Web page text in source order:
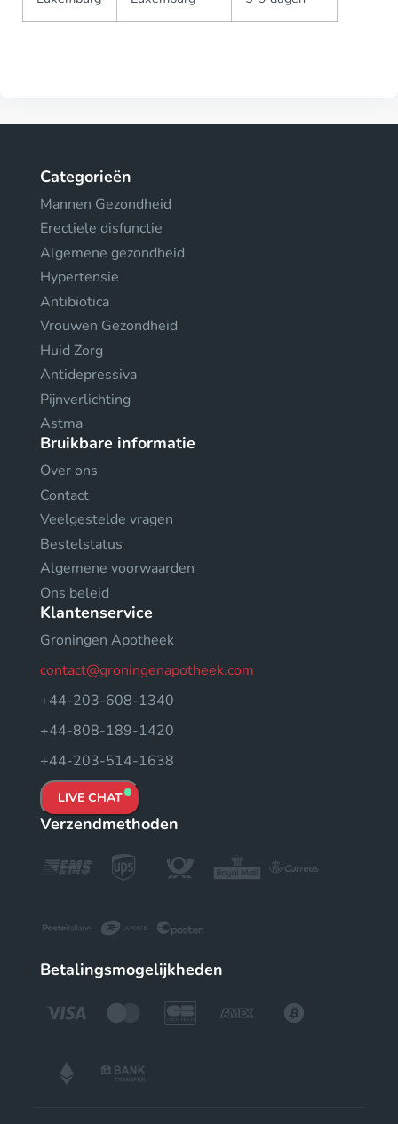
Categorieën
Mannen Gezondheid
Erectiele disfunctie
Algemene gezondheid
Hypertensie
Antibiotica
Vrouwen Gezondheid
Huid Zorg
Antidepressiva
Pijnverlichting
Astma
Bruikbare informatie
Over ons
Contact
Veelgestelde vragen
Bestelstatus
Algemene voorwaarden
Ons beleid
Klantenservice
Groningen Apotheek
contact@groningenapotheek.com
+44-203-608-1340
+44-808-189-1420
+44-203-514-1638
LIVE CHAT
Verzendmethoden
Betalingsmogelijkheden